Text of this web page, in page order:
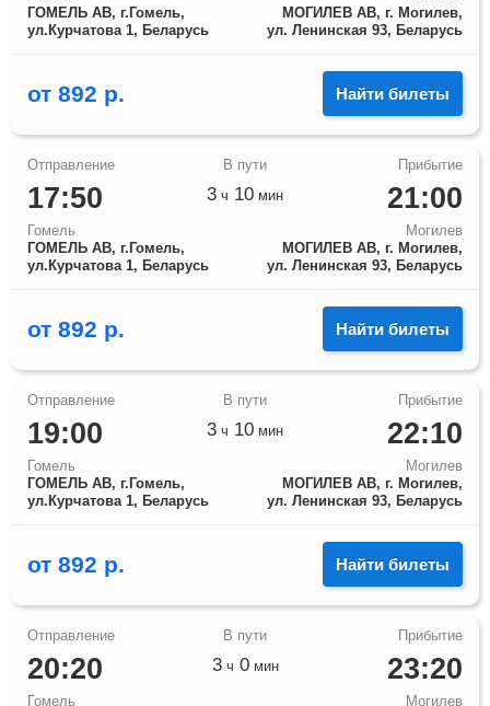
ГОМЕЛЬ АВ, г.Гомель,
ул.Курчатова 1, Беларусь
МОГИЛЕВ АВ, г. Могилев,
ул. Ленинская 93, Беларусь
от 892 р. Найти билеты
17:50
Гомель
ГОМЕЛЬ АВ, г.Гомель,
ул.Курчатова 1, Беларусь
21:00
Могилев
МОГИЛЕВ АВ, г. Могилев,
ул. Ленинская 93, Беларусь
3 ч 10 мин
от 892 р. Найти билеты
19:00
Гомель
ГОМЕЛЬ АВ, г.Гомель,
ул.Курчатова 1, Беларусь
22:10
Могилев
МОГИЛЕВ АВ, г. Могилев,
ул. Ленинская 93, Беларусь
3 ч 10 мин
от 892 р. Найти билеты
20:20
Гомель
23:20
Могилев
3ч 0мин